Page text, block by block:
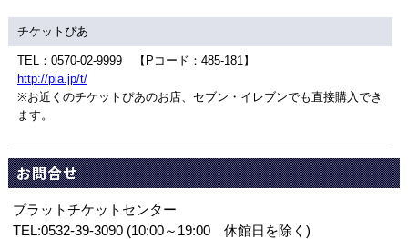
チケットぴあ
TEL：0570-02-9999 【Pコード：485-181】
http://pia.jp/t/
※お近くのチケットぴあのお店、セブン・イレブンでも直接購入でき
ます。
お問合せ
プラットチケットセンター
TEL:0532-39-3090 (10:00～19:00 休館日を除く)